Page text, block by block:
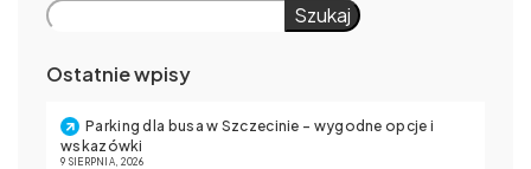
Szukaj
Ostatnie wpisy
Parking dla busa w Szczecinie – wygodne opcje i
wskazówki
9 SIERPNIA, 2026